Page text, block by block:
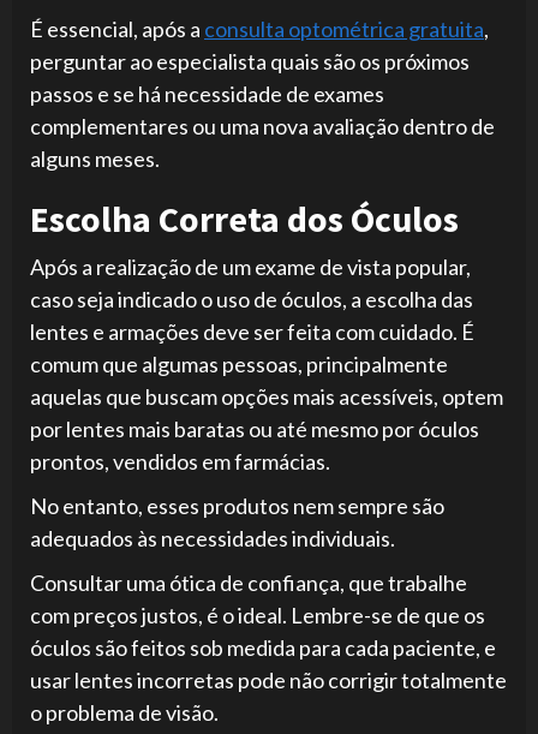
É essencial, após a consulta optométrica gratuita,
perguntar ao especialista quais são os próximos
passos e se há necessidade de exames
complementares ou uma nova avaliação dentro de
alguns meses.
Escolha Correta dos Óculos
Após a realização de um exame de vista popular,
caso seja indicado o uso de óculos, a escolha das
lentes e armações deve ser feita com cuidado. É
comum que algumas pessoas, principalmente
aquelas que buscam opções mais acessíveis, optem
por lentes mais baratas ou até mesmo por óculos
prontos, vendidos em farmácias.
No entanto, esses produtos nem sempre são
adequados às necessidades individuais.
Consultar uma ótica de confiança, que trabalhe
com preços justos, é o ideal. Lembre-se de que os
óculos são feitos sob medida para cada paciente, e
usar lentes incorretas pode não corrigir totalmente
o problema de visão.